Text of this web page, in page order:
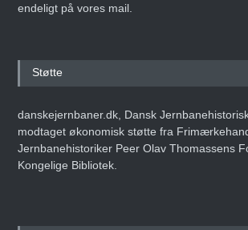
endeligt på vores mail.
Støtte
danskejernbaner.dk, Dansk
modtaget økonomisk støtte fra
Jernbanehistoriker Peer Olav Thomassens
Kongelige Bibliotek.